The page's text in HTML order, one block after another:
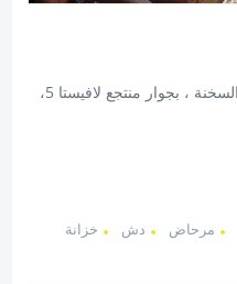
الكيلو 55 طريق الغردقة العين السخنة ، بجوار منتجع لافيستا 5،
مرحاض دش
خزانة